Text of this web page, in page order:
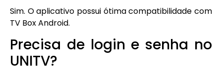
Sim. O aplicativo possui ótima compatibilidade com
TV Box Android.
Precisa de login e senha no
UNITV?